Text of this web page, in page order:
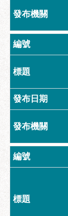
本
暨
所
各
聯
絡
話